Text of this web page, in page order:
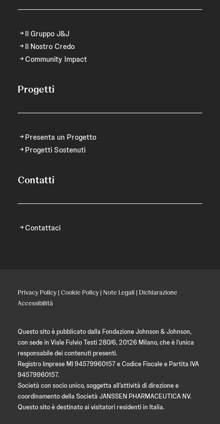
Il Gruppo J&J
Il Nostro Credo
Community Impact
Progetti
Presenta un Progetto
Progetti Sostenuti
Contatti
Contattaci
Privacy Policy | Cookie Policy | Note Legali | Dichiarazione
Accessibilità
Questo sito è pubblicato dalla Fondazione Johnson & Johnson,
con sede in Viale Fulvio Testi 280/6, 20126 Milano, che è l’unica
responsabile dei contenuti presenti.
Registro Imprese MI 94579960157 e Codice Fiscale e Partita IVA
94579960157.
Società con socio unico, soggetta all’attività di direzione e
coordinamento della Società JANSSEN PHARMACEUTICA NV.
Questo sito è destinato ai visitatori residenti in Italia.